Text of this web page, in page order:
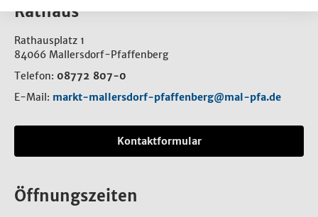
Rathaus
Rathausplatz 1
84066 Mallersdorf-Pfaffenberg
Telefon: 08772 807-0
E-Mail: markt-mallersdorf-pfaffenberg@mal-pfa.de
Kontaktformular
Öffnungszeiten